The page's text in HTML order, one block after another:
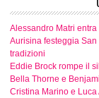
Alessandro Matri
Aurisina festeggia
tradizioni
Eddie Brock rompe il
Bella Thorne e
Cristina Marino e